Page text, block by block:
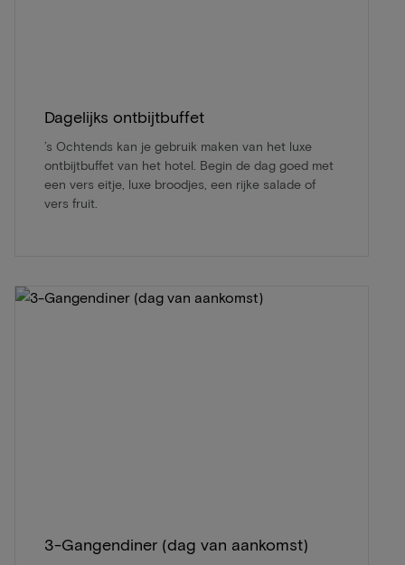
Dagelijks ontbijtbuffet
’s Ochtends kan je gebruik maken van het luxe
ontbijtbuffet van het hotel. Begin de dag goed met
een vers eitje, luxe broodjes, een rijke salade of
vers fruit.
3-Gangendiner (dag van aankomst)